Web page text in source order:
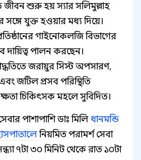
জীবন শুরু হয় স্যার সলিমুল্লাহ
যুক্ত হওয়ার মধ্য দিয়ে।
গাইনোকলজি বিভাগের
দায়িত্ব পালন করছেন।
জরায়ুর সিস্ট অপসারণ,
এবং জটিল প্রসব পরিস্থিতি
চিকিৎসক মহলে সুবিদিত।
পাশাপাশি ডাঃ মিলিধানমন্ডি
নিয়মিত পরামর্শ সেবা
৭টা ৩০ মিনিট থেকে রাত ১০টা